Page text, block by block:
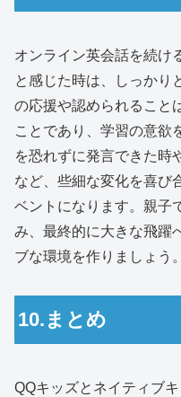
オンライン英会話を続け
と感じた時は、しっかり
の応援や認められること
ことであり、学習の意欲
を恐れずに発言できた時
など、些細な変化を喜び
ベントになります。親子
み、最終的に大きな飛躍
ブな環境を作りましょう。
10.まとめ
QQキッズとネイティブ